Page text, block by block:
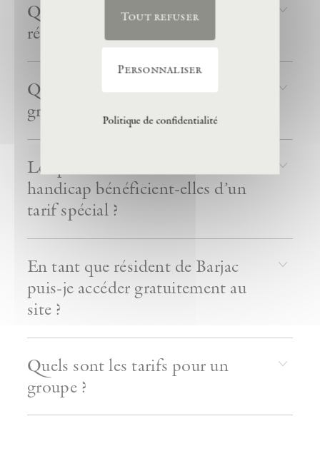
Qui peut bénéficier d’un tarif
réduit ?
Qui peut bénéficier d’un tarif
gratuit ?
Les personnes en situation de
handicap bénéficient-elles d’un
tarif spécial ?
En tant que résident de Barjac
puis-je accéder gratuitement au
site ?
Quels sont les tarifs pour un
groupe ?
Tout refuser
Personnaliser
Politique de confidentialité